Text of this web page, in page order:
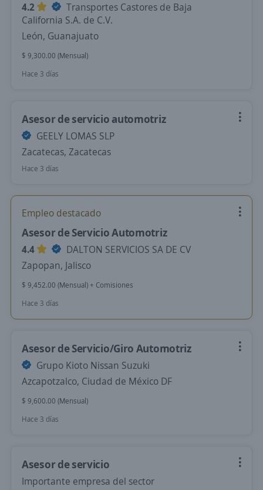
4.2
Transportes Castores de Baja
California S.A. de C.V.
León, Guanajuato
$ 9,300.00 (Mensual)
Hace 3 días
Asesor de servicio automotriz
GEELY LOMAS SLP
Zacatecas, Zacatecas
Hace 3 días
Empleo destacado
Asesor de Servicio Automotriz
4.4
DALTON SERVICIOS SA DE CV
Zapopan, Jalisco
$ 9,452.00 (Mensual) + Comisiones
Hace 3 días
Asesor de Servicio/Giro Automotriz
Grupo Kioto Nissan Suzuki
Azcapotzalco, Ciudad de México DF
$ 9,600.00 (Mensual)
Hace 3 días
Asesor de servicio
Importante empresa del sector